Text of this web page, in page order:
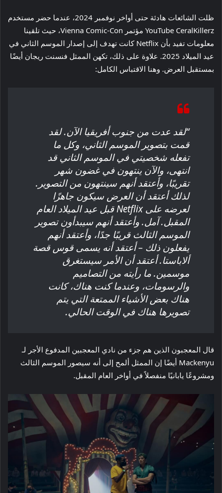
ظلت الشائعات هادئة حتى أواخر نوفمبر 2024، عندما حضر مستخدم
YouTube CeralKillerz مؤتمر Vienna Comic-Con، حيث تلقينا
معلومات تفيد بأن Netflix كانت تهدف إلى إصدار الموسم الثاني في
عيد الميلاد 2025. علاوة على ذلك، تكهن الممثل فنسنت ريجان أيضًا
بمستقبل العرض. وهنا الاقتباس الكامل:
“لقد عدت من جنوب أفريقيا الآن. لقد
قمت بتصوير الموسم الثاني، وكل ما
تفعله شخصيتي في الموسم الثاني قد
انتهى، والآن ينتهون في غضون شهر
تقريبًا، وأعتقد أنهم سينتهون من التصوير.
لذلك أعتقد أن العرض سيكون جاهزًا
لعرضه على Netflix قبل عيد الميلاد العام
المقبل. آمل. وأعتقد أنهم سيبدأون تصوير
الموسم الثالث قريبًا جدًا، وأعتقد أنهم
يفعلون ذلك – أعتقد أنه يسمى قوس قصة
ألاباستا. أعتقد أن الأمر سيستغرق
موسمين. ما رأيته من التصاميم
والرسومات، وعندما كنت هناك، كانت
هناك بعض الأشياء الممتعة التي يتم
تصويرها هناك في الوقت الحالي.
قال المعجبون الذين هم جزء من نادي المعجبين المدفوع الأجر لـ
Mackenyu أيضًا إن الممثل ألمح إلى أنه سيصور الموسم الثالث
ومشروعًا يابانيًا منفصلاً في أواخر العام المقبل.